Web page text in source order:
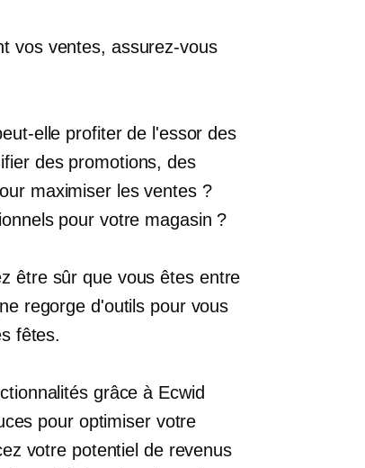
vos ventes, assurez-vous
elle profiter de l'essor des
des promotions, des
maximiser les ventes ?
pour votre magasin ?
être sûr que vous êtes entre
regorge d'outils pour vous
fêtes.
grâce à Ecwid
pour optimiser votre
votre potentiel de revenus